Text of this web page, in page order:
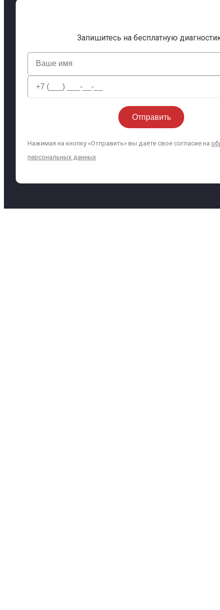
Запишитесь на бесплатную
Нажимая на кнопку «Отправить» вы даёте свое согласие на
персональных данных